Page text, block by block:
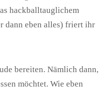
hackballtauglichem
dann eben alles) friert ihr
bereiten. Nämlich dann,
möchtet. Wie eben